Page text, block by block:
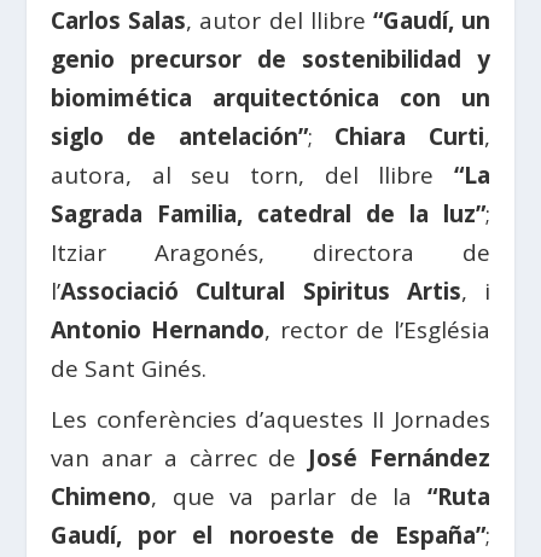
Carlos Salas, autor del llibre “Gaudí, un
genio precursor de sostenibilidad y
biomimética arquitectónica con un
siglo de antelación”; Chiara Curti,
autora, al seu torn, del llibre “La
Sagrada Familia, catedral de la luz”;
Itziar Aragonés, directora de
l’Associació Cultural Spiritus Artis, i
Antonio Hernando, rector de l’Església
de Sant Ginés.
Les conferències d’aquestes II Jornades
van anar a càrrec de José Fernández
Chimeno, que va parlar de la “Ruta
Gaudí, por el noroeste de España”;